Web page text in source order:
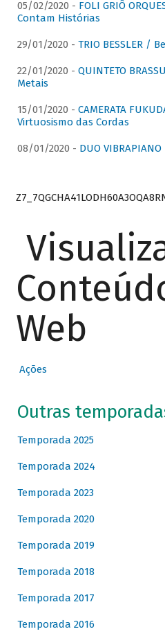
05/02/2020 - FOLI GRIÔ
Contam Histórias
29/01/2020 - TRIO BESSLER /
22/01/2020 - QUINTETO
Metais
15/01/2020 - CAMERATA
Virtuosismo das Cordas
08/01/2020 - DUO
Web
Ações
Outras
Temporada 2025
Temporada 2024
Temporada 2023
Temporada 2020
Temporada 2019
Temporada 2018
Temporada 2017
Temporada 2016